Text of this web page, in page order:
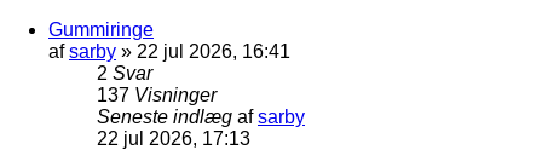
Gummiringe
afsarby » 22 jul 2026, 16:41
2 Svar
137 Visninger
Seneste indlæg afsarby
22 jul 2026, 17:13